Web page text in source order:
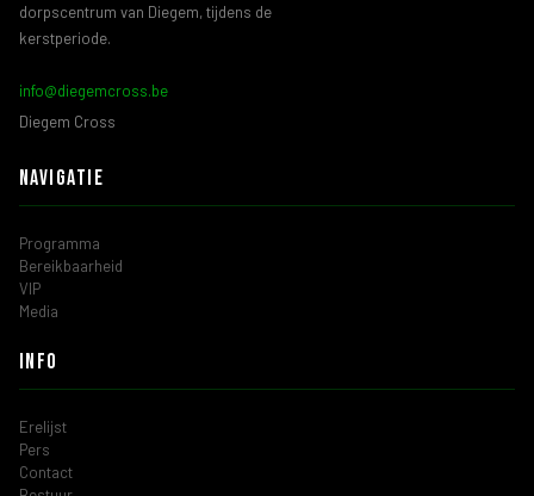
dorpscentrum van Diegem, tijdens de
kerstperiode.
info@diegemcross.be
Diegem Cross
Navigatie
Programma
Bereikbaarheid
VIP
Media
Info
Erelijst
Pers
Contact